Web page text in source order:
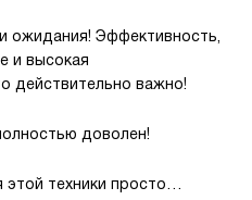
выглядит как новая, без
загрязнения
и интуитивно понятная. Не
что работает. Все настроили
что для меня было большим
посуды, что позволяет
ожидания! Эффективность,
и высокая
действительно важно!
доволен!
этой техники просто